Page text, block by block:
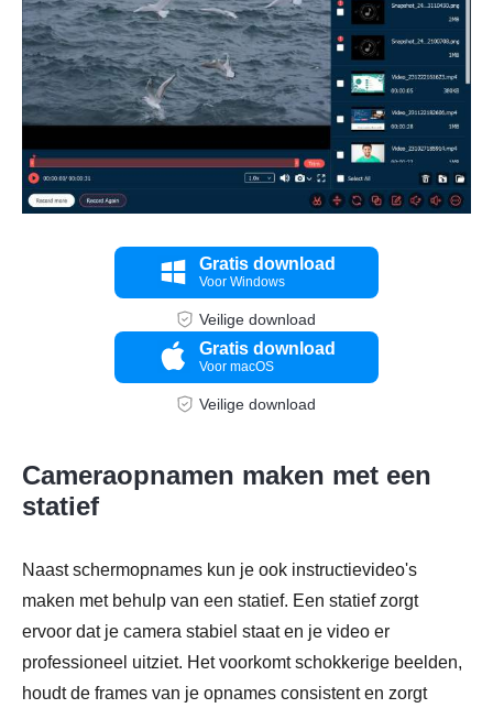
Stap 2.
Gratis download
Voor Windows
Veilige download
Gratis download
Voor macOS
Veilige download
Cameraopnamen maken met een
statief
Naast schermopnames kun je ook instructievideo's
maken met behulp van een statief. Een statief zorgt
ervoor dat je camera stabiel staat en je video er
professioneel uitziet. Het voorkomt schokkerige beelden,
houdt de frames van je opnames consistent en zorgt